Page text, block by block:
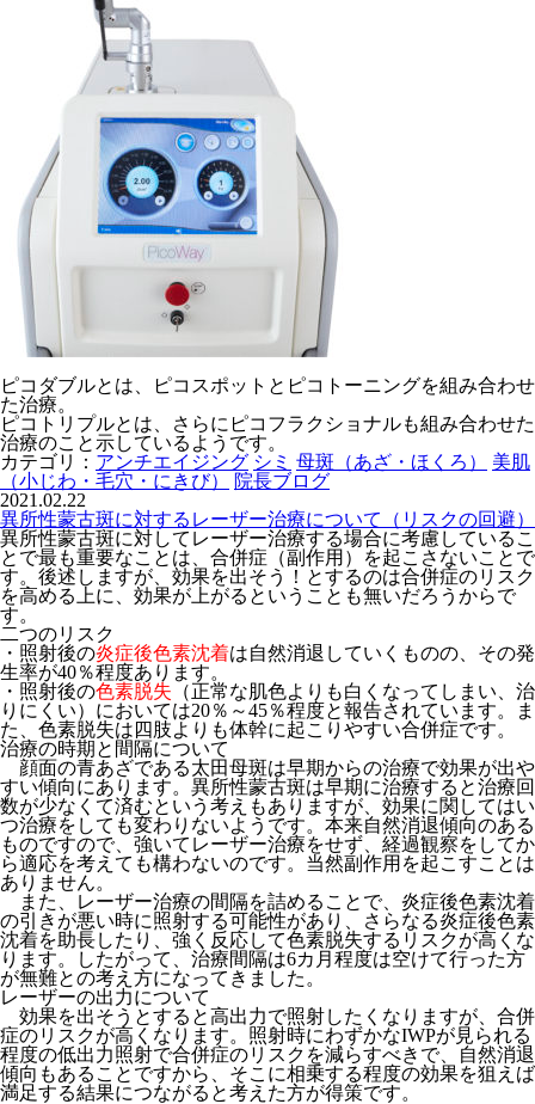
ピコダブルとは、ピコスポットとピコトーニングを組み合わせ
た治療。
ピコトリプルとは、さらにピコフラクショナルも組み合わせた
治療のこと示しているようです。
カテゴリ： アンチエイジング シミ 母斑（あざ・ほくろ）
美肌
（小じわ・毛穴・にきび）
院長ブログ
2021.02.22
異所性蒙古斑に対するレーザー治療について（リスクの回避）
異所性蒙古斑に対してレーザー治療する場合に考慮しているこ
とで最も重要なことは、合併症（副作用）を起こさないことで
す。後述しますが、効果を出そう！とするのは合併症のリスク
を高める上に、効果が上がるということも無いだろうからで
す。
二つのリスク
・照射後の炎症後色素沈着は自然消退していくものの、その発
生率が40％程度あります。
・照射後の色素脱失 （正常な肌色よりも白くなってしまい、治
りにくい）においては20％～45％程度と報告されています。ま
た、色素脱失は四肢よりも体幹に起こりやすい合併症です。
治療の時期と間隔について
顔面の青あざである太田母斑は早期からの治療で効果が出や
すい傾向にあります。異所性蒙古斑は早期に治療すると治療回
数が少なくて済むという考えもありますが、効果に関してはい
つ治療をしても変わりないようです。本来自然消退傾向のある
ものですので、強いてレーザー治療をせず、経過観察をしてか
ら適応を考えても構わないのです。当然副作用を起こすことは
ありません。
また、レーザー治療の間隔を詰めることで、炎症後色素沈着
の引きが悪い時に照射する可能性があり、さらなる炎症後色素
沈着を助長したり、強く反応して色素脱失するリスクが高くな
ります。したがって、治療間隔は6カ月程度は空けて行った方
が無難との考え方になってきました。
レーザーの出力について
効果を出そうとすると高出力で照射したくなりますが、合併
症のリスクが高くなります。照射時にわずかなIWPが見られる
程度の低出力照射で合併症のリスクを減らすべきで、自然消退
傾向もあることですから、そこに相乗する程度の効果を狙えば
満足する結果につながると考えた方が得策です。